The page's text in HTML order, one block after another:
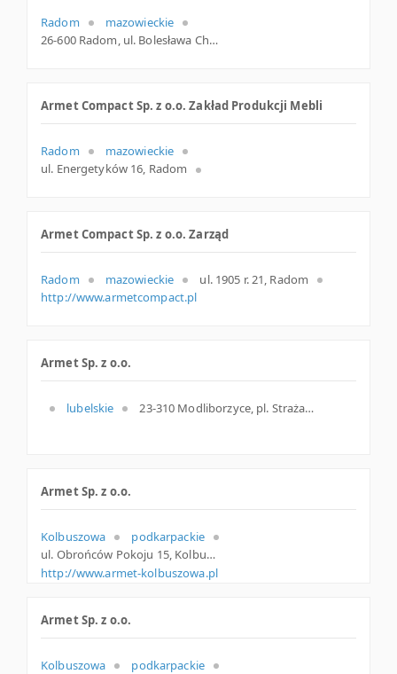
Radom
mazowieckie
26-600 Radom, ul. Bolesława Chrobrego 20, mazowieckie
Armet Compact Sp. z o.o. Zakład Produkcji Mebli
Radom
mazowieckie
ul. Energetyków 16, Radom
Armet Compact Sp. z o.o. Zarząd
Radom mazowieckie
ul. 1905 r. 21, Radom
http://www.armetcompact.pl
Armet Sp. z o.o.
lubelskie 23-310 Modliborzyce, pl. Strażacki 4, woj. Lubelskie, pow. Janowski, gm. Modliborzyce
Armet Sp. z o.o.
Kolbuszowa
podkarpackie
ul. Obrońców Pokoju 15, Kolbuszowa
http://www.armet-kolbuszowa.pl
Armet Sp. z o.o.
Kolbuszowa
podkarpackie